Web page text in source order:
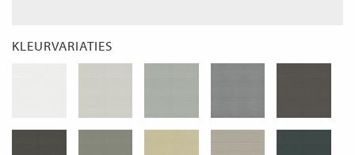
KLEURVARIATIES